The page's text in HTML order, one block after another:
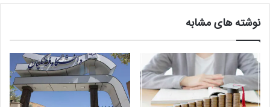
نوشته های مشابه